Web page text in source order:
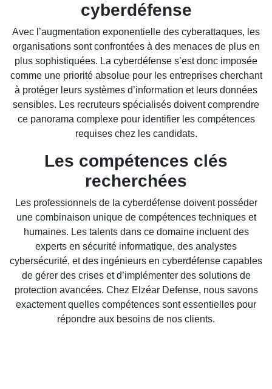
cyberdéfense
Avec l’augmentation exponentielle des cyberattaques, les
organisations sont confrontées à des menaces de plus en
plus sophistiquées. La cyberdéfense s’est donc imposée
comme une priorité absolue pour les entreprises cherchant
à protéger leurs systèmes d’information et leurs données
sensibles. Les recruteurs spécialisés doivent comprendre
ce panorama complexe pour identifier les compétences
requises chez les candidats.
Les compétences clés
recherchées
Les professionnels de la cyberdéfense doivent posséder
une combinaison unique de compétences techniques et
humaines. Les talents dans ce domaine incluent des
experts en sécurité informatique, des analystes
cybersécurité, et des ingénieurs en cyberdéfense capables
de gérer des crises et d’implémenter des solutions de
protection avancées. Chez Elzéar Defense, nous savons
exactement quelles compétences sont essentielles pour
répondre aux besoins de nos clients.